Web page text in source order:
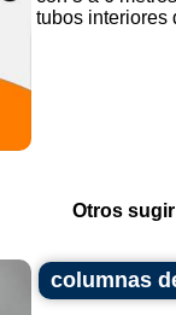
tubos interiores
Otros
columnas